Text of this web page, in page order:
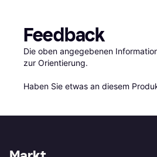
Feedback
Die oben angegebenen
zur Orientierung.
Haben Sie etwas an diesem